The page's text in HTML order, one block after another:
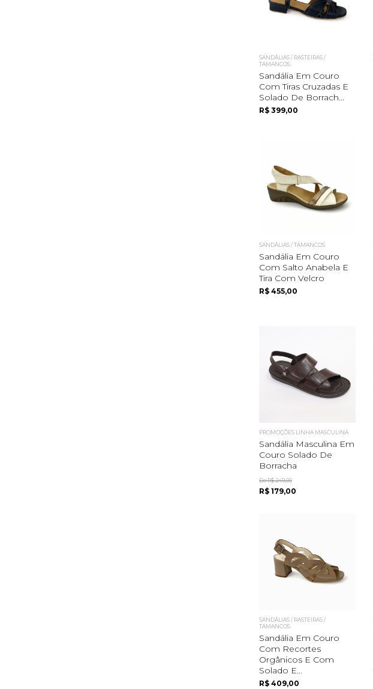
SANDÁLIAS / RASTEIRAS /
TAMANCOS
Sandália Em Couro
Com Tiras Cruzadas E
Solado De Borrach...
R$ 399,00
SANDÁLIAS / TAMANCOS
Sandália Em Couro
Com Salto Anabela E
Tira Com Velcro
R$ 455,00
PROMOÇÕES LINHA MASCULINA
Sandália Masculina Em
Couro Solado De
Borracha
De R$ 249,00
R$ 179,00
SANDÁLIAS / RASTEIRAS /
TAMANCOS
Sandália Em Couro
Com Recortes
Orgânicos E Com
Solado E...
R$ 409,00